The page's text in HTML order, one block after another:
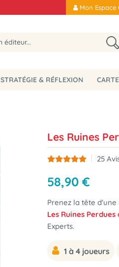
Mon Espace
STRATÉGIE & RÉFLEXION
Les Ruines
25
58,90 €
Prenez la tête
Les Ruines Perdues
Experts.
1 à 4 joueurs